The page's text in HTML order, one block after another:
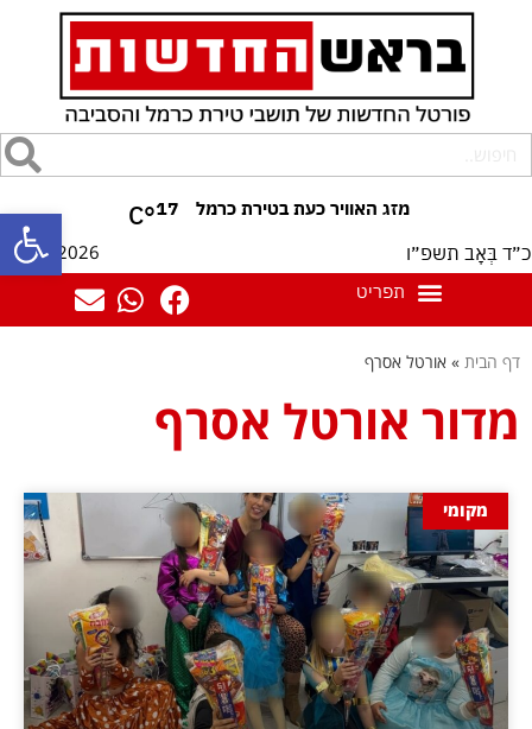
פתח 17
°C
כ״ד בְּאָב תשפ״ו 07/08/2026
דף הבית » אורטל אסרף
מדור אורטל אסרף
מקומי